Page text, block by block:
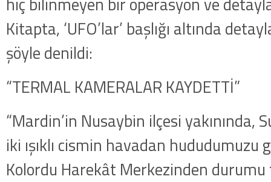
Kitapta, ‘UFO’lar’ başlığı altında
şöyle denildi:
“TERMAL KAMERALAR KAYDETTİ”
“Mardin’in Nusaybin ilçesi yakınında,
iki ışıklı cismin havadan hududumuzu
Kolordu Harekât Merkezinden